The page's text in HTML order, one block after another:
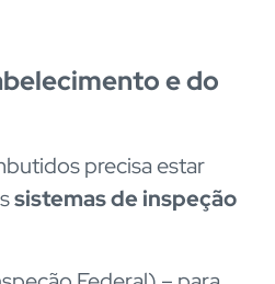
e do
precisa estar
sistemas de inspeção